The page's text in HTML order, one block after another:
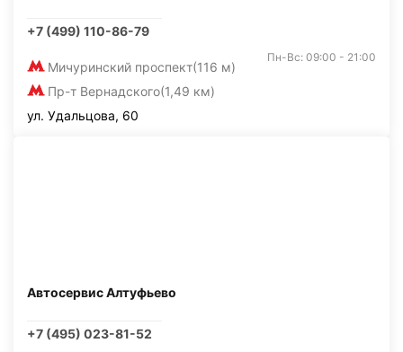
+7 (499) 110-86-79
Мичуринский проспект(116 м)
Пр-т Вернадского(1,49 км)
Пн-Вс: 09:00 - 21:00
ул. Удальцова, 60
Автосервис Алтуфьево
+7 (495) 023-81-52